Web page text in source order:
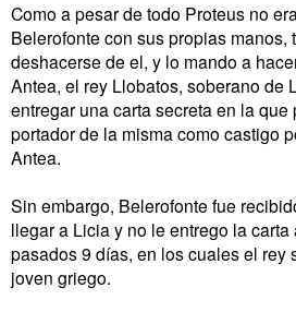
Como a pesar de todo Proteus no
Belerofonte con sus propias manos,
deshacerse de el, y lo mando a
Antea, el rey Llobatos, soberano de
entregar una carta secreta en la
portador de la misma como castigo
Antea.
Sin embargo, Belerofonte fue
llegar a Licia y no le entrego la
pasados 9 días, en los cuales el rey
joven griego.